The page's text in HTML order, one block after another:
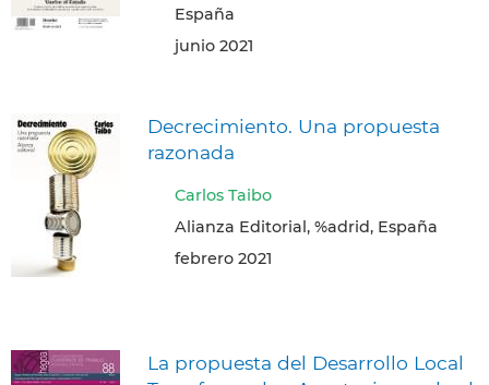
España
junio 2021
Decrecimiento. Una propuesta
razonada
Carlos Taibo
Alianza Editorial, %adrid, España
febrero 2021
La propuesta del Desarrollo Local